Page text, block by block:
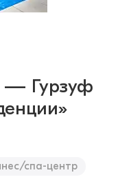
— Гурзуф
спа-центр